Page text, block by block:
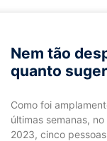
Nem tão
quanto
Como foi
últimas semanas,
2023, cinco